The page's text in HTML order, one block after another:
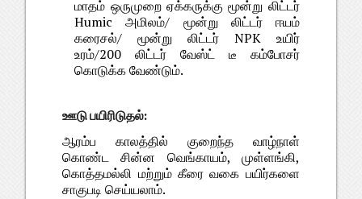
மாதம் ஒருமுறை ஏக்கருக்கு மூன்று லிட்டர்
Humic அமிலம்/ மூன்று லிட்டர் ஈயம்
கரைசல்/ மூன்று லிட்டர் NPK உயிர்
உரம்/200 லிட்டர் வேஸ்ட் டீ கம்போசர்
கொடுக்க வேண்டும்.
ஊடு பயிரிடுதல்:
ஆரம்ப காலத்தில் குறைந்த வாழ்நாள்
கொண்ட சின்ன வெங்காயம், முள்ளங்கி,
கொத்தமல்லி மற்றும் கீரை வகை பயிர்களை
சாகுபடி செய்யலாம்.